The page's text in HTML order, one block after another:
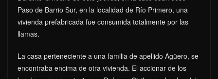
Paso de Barrio Sur, en la localidad de Río Primero, una
vivienda prefabricada fue consumida totalmente por las
llamas.
La casa perteneciente a una familia de apellido Agüero, se
encontraba encima de otra vivienda. El accionar de los